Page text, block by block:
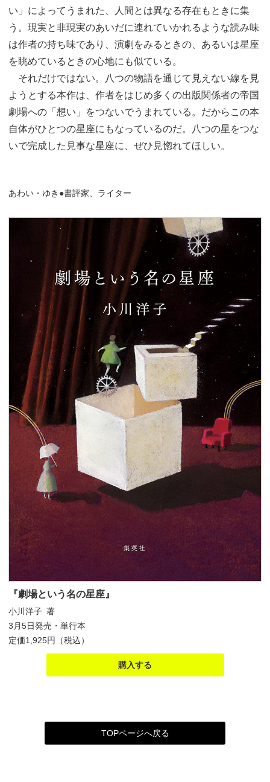
い」によってうまれた、人間とは異なる存在もときに集
う。現実と非現実のあいだに連れていかれるような読み味
は作者の持ち味であり、演劇をみるときの、あるいは星座
を眺めているときの心地にも似ている。
それだけではない。八つの物語を通じて見えない線を見
ようとする本作は、作者をはじめ多くの出版関係者の帝国
劇場への「想い」をつないでうまれている。だからこの本
自体がひとつの星座にもなっているのだ。八つの星をつな
いで完成した見事な星座に、ぜひ見惚れてほしい。
あわい・ゆき●書評家、ライター
『劇場という名の星座』
小川洋子 著
3月5日発売・単行本
定価1,925円（税込）
購入する
TOPページへ戻る